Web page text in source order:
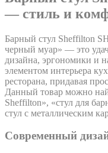
— стиль и
Барный стул Sheffilton
черный муар» — это
дизайна, эргономики и
элементом интерьера
ресторана, придавая
Данный товар можно
Sheffilton», «стул для
стул с металлическим
Современный